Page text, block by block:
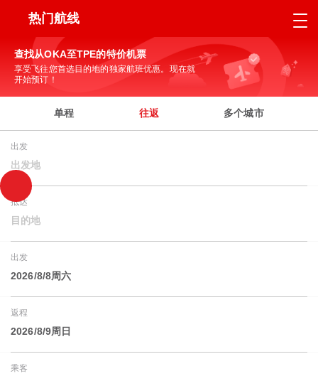
热门航线
查找从OKA至TPE的特价机票
享受飞往您首选目的地的独家航班优惠。现在就
开始预订！
单程 往返 多个城市
出发
出发地
抵达
目的地
出发
2026/8/8周六
返程
2026/8/9周日
乘客